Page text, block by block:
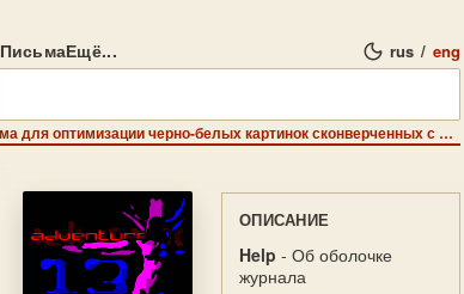
ПисьмаЕщё... rus / eng
Презентация - программа для оптимизации черно-белых картинок сконверченных с PC.
ОПИСАНИЕ
Help - Об оболочке
журнала